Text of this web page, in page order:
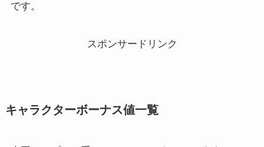
です。
スポンサードリンク
キャラクターボーナス値一覧